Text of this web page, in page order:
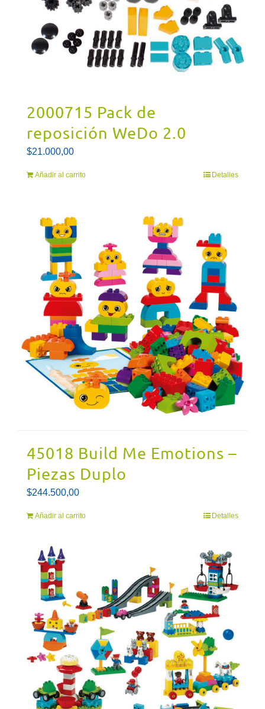
2000715 Pack de
reposición WeDo 2.0
$21.000,00
Añadir al carrito Detalles
45018 Build Me Emotions –
Piezas Duplo
$244.500,00
Añadir al carrito Detalles